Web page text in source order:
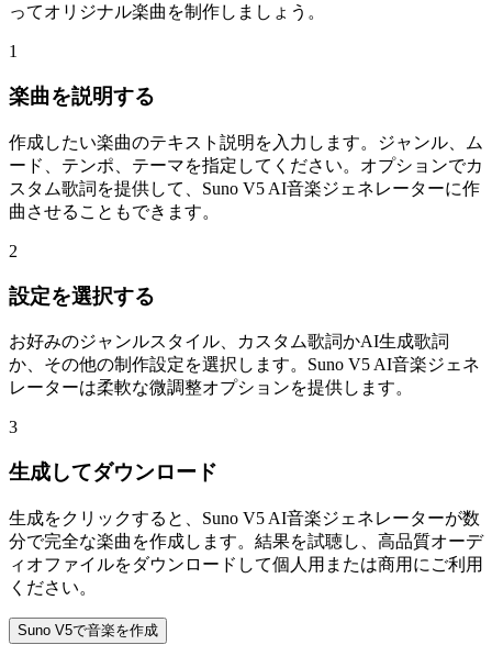
ってオリジナル楽曲を制作しましょう。
1
楽曲を説明する
作成したい楽曲のテキスト説明を入力します。ジャンル、ム
ード、テンポ、テーマを指定してください。オプションでカ
スタム歌詞を提供して、Suno V5 AI音楽ジェネレーターに作
曲させることもできます。
2
設定を選択する
お好みのジャンルスタイル、カスタム歌詞かAI生成歌詞
か、その他の制作設定を選択します。Suno V5 AI音楽ジェネ
レーターは柔軟な微調整オプションを提供します。
3
生成してダウンロード
生成をクリックすると、Suno V5 AI音楽ジェネレーターが数
分で完全な楽曲を作成します。結果を試聴し、高品質オーデ
ィオファイルをダウンロードして個人用または商用にご利用
ください。
Suno V5で音楽を作成